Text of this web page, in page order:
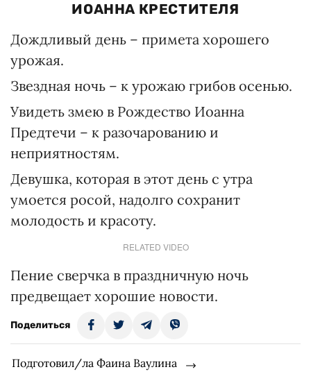
ИОАННА КРЕСТИТЕЛЯ
Дождливый день – примета хорошего
урожая.
Звездная ночь – к урожаю грибов осенью.
Увидеть змею в Рождество Иоанна
Предтечи – к разочарованию и
неприятностям.
Девушка, которая в этот день с утра
умоется росой, надолго сохранит
молодость и красоту.
RELATED VIDEO
Пение сверчка в праздничную ночь
предвещает хорошие новости.
Поделиться
Подготовил/ла Фаина Ваулина